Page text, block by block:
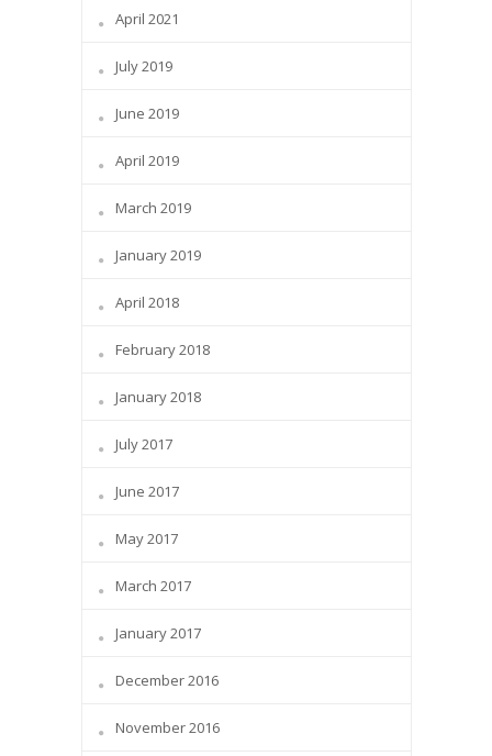
April 2021
July 2019
June 2019
April 2019
March 2019
January 2019
April 2018
February 2018
January 2018
July 2017
June 2017
May 2017
March 2017
January 2017
December 2016
November 2016